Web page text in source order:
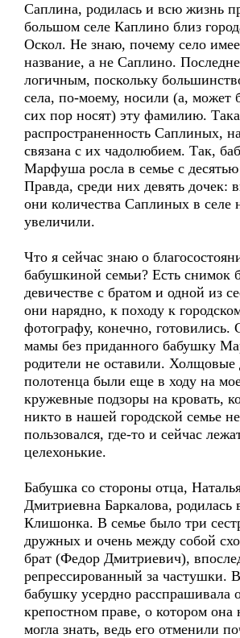
Саплина, родилась и всю жизнь
большом селе Каплино близ
Оскол. Не знаю, почему село
название, а не Саплино.
логичным, поскольку
села, по-моему, носили (а, может
сих пор носят) эту фамилию.
распространенность Саплиных,
связана с их чадолюбием. Так,
Марфуша росла в семье с
Правда, среди них девять дочек:
они количества Саплиных в селе
увеличили.
Что я сейчас знаю о
бабушкиной семьи? Есть снимок
девичестве с братом и одной из
они нарядно, к походу к
фотографу, конечно, готовились.
мамы без приданного бабушку
родители не оставили.
полотенца были еще в ходу на
кружевные подзоры на кровать,
никто в нашей городской семье не
пользовался, где-то и сейчас
целехонькие.
Бабушка со стороны отца,
Дмитриевна Баркалова, родилась
Клишонка. В семье было три
дружных и очень между собой
брат (Федор Дмитриевич),
репрессированный за частушки.
бабушку усердно расспрашивала
крепостном праве, о котором она
могла знать, ведь его отменили